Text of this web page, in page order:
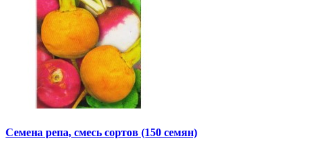
Семена репа, смесь сортов (150 семян)